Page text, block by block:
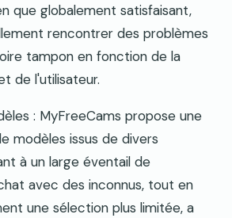
que globalement satisfaisant,
rencontrer des problèmes
tampon en fonction de la
de l'utilisateur.
: MyFreeCams propose une
modèles issus de divers
à un large éventail de
avec des inconnus, tout en
une sélection plus limitée, a